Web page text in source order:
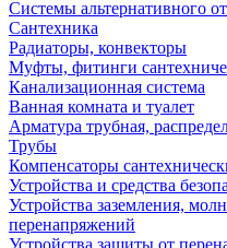
Системы альтернативного
Сантехника
Радиаторы, конвекторы
Муфты, фитинги
Канализационная система
Ванная комната и туалет
Арматура трубная,
Трубы
Компенсаторы
Устройства и средства
Устройства заземления,
перенапряжений
Устройства защиты от